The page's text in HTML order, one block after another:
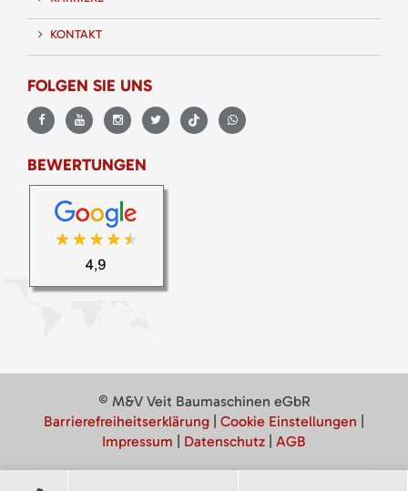
KONTAKT
FOLGEN SIE UNS
BEWERTUNGEN
© M&V Veit Baumaschinen eGbR
Barrierefreiheitserklärung
Cookie Einstellungen
Impressum
Datenschutz AGB